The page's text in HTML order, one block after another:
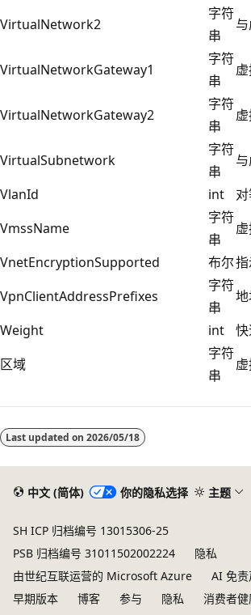
VirtualNetwork2
字符
串
VirtualNetworkGateway1
字符
串
VirtualNetworkGateway2
字符
串
VirtualSubnetwork
字符
串
VlanId
int
VmssName
字符
串
VnetEncryptionSupported
布尔
VpnClientAddressPrefixes
字符
串
Weight
int
区域
字符
串
Last updated on 2026/05/18
中文 (简体) 你的隐私选择 主题
SH ICP 归档编号 13015306-25
PSB 归档编号 31011502002224
隐私
由世纪互联运营的 Microsoft Azure
AI 免责
早期版本
博客 参与 隐私
消费者